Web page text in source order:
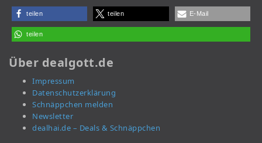
teilen teilen E-Mail
teilen
Über dealgott.de
Impressum
Datenschutzerklärung
Schnäppchen melden
Newsletter
dealhai.de – Deals & Schnäppchen